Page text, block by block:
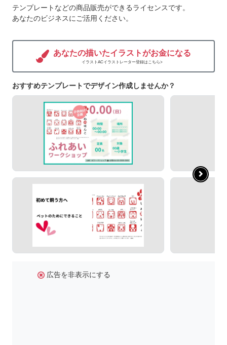
テンプレートなどの商品販売ができるライセンスです。
あなたのビジネスにご活用ください。
あなたの描いたイラストがお金になる
イラストACイラストレーター登録はこちら>
おすすめテンプレートでデザイン作成しませんか？
広告を非表示にする